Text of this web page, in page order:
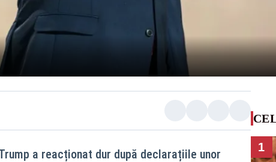
a reacționat dur după declarațiile unor
1